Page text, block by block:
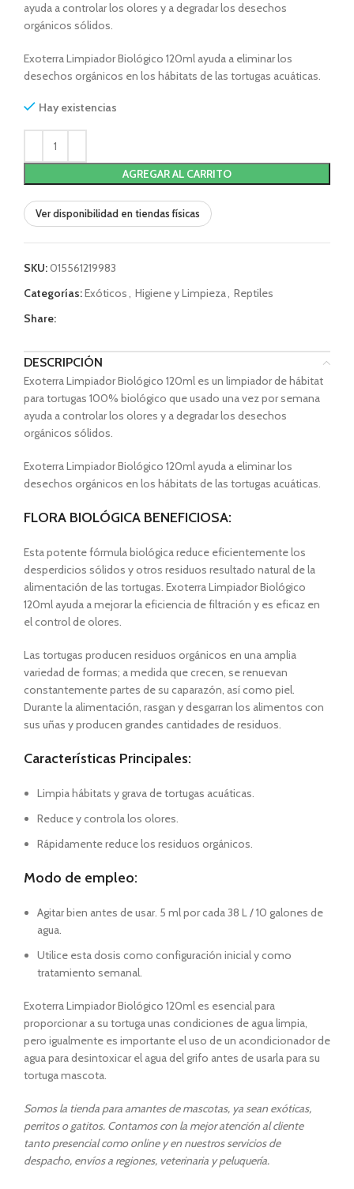
ayuda a controlar los olores y a degradar los desechos
orgánicos sólidos.
Exoterra Limpiador Biológico 120ml ayuda a eliminar los
desechos orgánicos en los hábitats de las tortugas acuáticas.
Hay existencias
AGREGAR AL CARRITO
Ver disponibilidad en tiendas físicas
SKU:015561219983
Categorías:Exóticos, Higiene y Limpieza, Reptiles
Share:
DESCRIPCIÓN
Exoterra Limpiador Biológico 120ml es un limpiador de hábitat
para tortugas 100% biológico que usado una vez por semana
ayuda a controlar los olores y a degradar los desechos
orgánicos sólidos.
Exoterra Limpiador Biológico 120ml ayuda a eliminar los
desechos orgánicos en los hábitats de las tortugas acuáticas.
FLORA BIOLÓGICA BENEFICIOSA:
Esta potente fórmula biológica reduce eficientemente los
desperdicios sólidos y otros residuos resultado natural de la
alimentación de las tortugas. Exoterra Limpiador Biológico
120ml ayuda a mejorar la eficiencia de filtración y es eficaz en
el control de olores.
Las tortugas producen residuos orgánicos en una amplia
variedad de formas; a medida que crecen, se renuevan
constantemente partes de su caparazón, así como piel.
Durante la alimentación, rasgan y desgarran los alimentos con
sus uñas y producen grandes cantidades de residuos.
Características Principales:
Limpia hábitats y grava de tortugas acuáticas.
Reduce y controla los olores.
Rápidamente reduce los residuos orgánicos.
Modo de empleo:
Agitar bien antes de usar. 5 ml por cada 38 L / 10 galones de
agua.
Utilice esta dosis como configuración inicial y como
tratamiento semanal.
Exoterra Limpiador Biológico 120ml es esencial para
proporcionar a su tortuga unas condiciones de agua limpia,
pero igualmente es importante el uso de un acondicionador de
agua para desintoxicar el agua del grifo antes de usarla para su
tortuga mascota.
Somos la tienda para amantes de mascotas, ya sean exóticas,
perritos o gatitos. Contamos con la mejor atención al cliente
tanto presencial como online y en nuestros servicios de
despacho, envíos a regiones, veterinaria y peluquería.